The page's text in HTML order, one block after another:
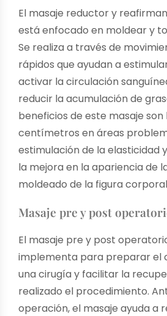
El masaje reductor y
está enfocado en moldear y
Se realiza a través de
rápidos que ayudan a
activar la circulación
reducir la acumulación de
beneficios de este masaje
centímetros en áreas
estimulación de la elasticidad
la mejora en la apariencia de
moldeado de la figura
Masaje pre y post
El masaje pre y post
implementa para preparar el
una cirugía y facilitar la
realizado el procedimiento.
operación, el masaje ayuda a